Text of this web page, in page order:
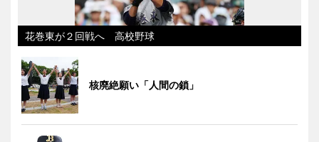
花巻東が２回戦へ 高校野球
核廃絶願い「人間の鎖」